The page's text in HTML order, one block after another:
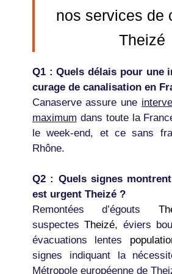
nos services de
Theizé
Q1 : Quels délais pour une
curage de canalisation en
Canaserve assure une
maximum dans toute la
le week-end, et ce sans
Rhône.
Q2 : Quels signes
est urgent Theizé ?
Remontées d’égouts
suspectesTheizé, éviers
évacuations lentes
signes indiquant la
Métropole européenne de